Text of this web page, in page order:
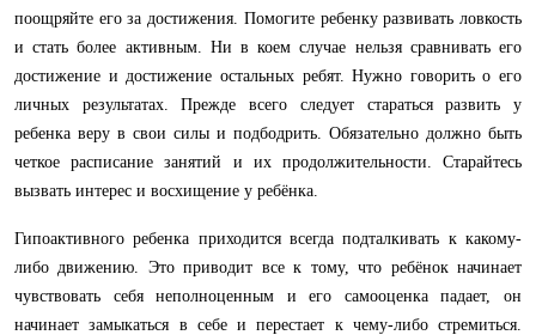
поощряйте его за достижения. Помогите ребенку развивать ловкость
и стать более активным. Ни в коем случае нельзя сравнивать его
достижение и достижение остальных ребят. Нужно говорить о его
личных результатах. Прежде всего следует стараться развить у
ребенка веру в свои силы и подбодрить. Обязательно должно быть
четкое расписание занятий и их продолжительности. Старайтесь
вызвать интерес и восхищение у ребёнка.
Гипоактивного ребенка приходится всегда подталкивать к какому-
либо движению. Это приводит все к тому, что ребёнок начинает
чувствовать себя неполноценным и его самооценка падает, он
начинает замыкаться в себе и перестает к чему-либо стремиться.